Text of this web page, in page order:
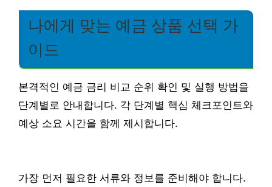
나에게 맞는 예금 상품 선택 가
이드
본격적인 예금 금리 비교 순위 확인 및 실행 방법을
단계별로 안내합니다. 각 단계별 핵심 체크포인트와
예상 소요 시간을 함께 제시합니다.
가장 먼저 필요한 서류와 정보를 준비해야 합니다.